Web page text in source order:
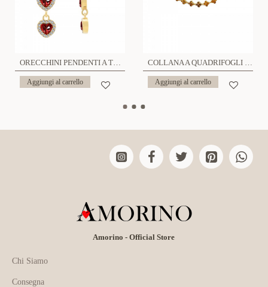
ORECCHINI PENDENTI A TRIPLO CUORE CON ZIRCONI - YC24100B962
Aggiungi al carrello
COLLANA A QUADRIFOGLI CON STRASS COLORATI - YC25160C233
Aggiungi al carrello
Amorino - Official Store
Chi Siamo
Consegna